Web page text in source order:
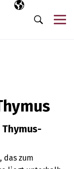
Ausgewählte
DE
Suche
das zum